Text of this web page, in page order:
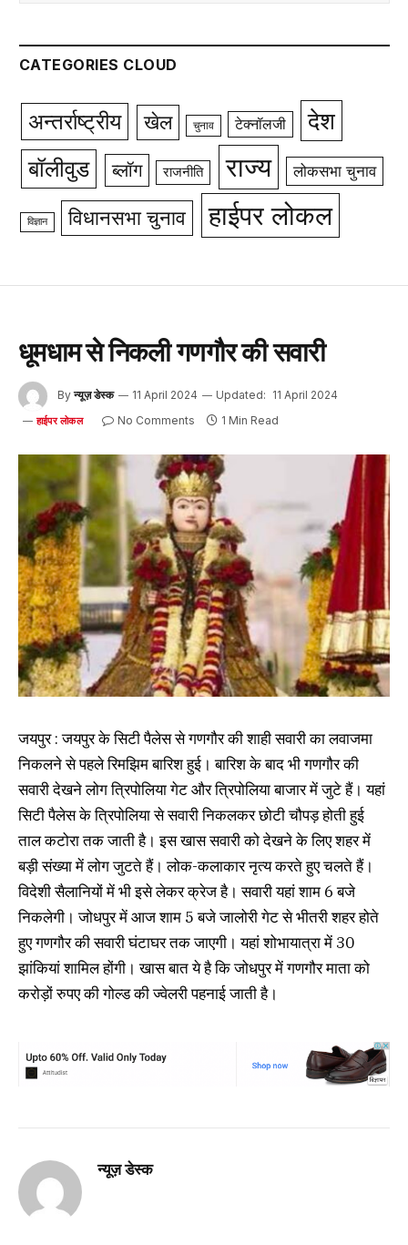
CATEGORIES CLOUD
अन्तर्राष्ट्रीय खेल चुनाव टेक्नॉलजी देश
बॉलीवुड ब्लॉग राजनीति राज्य लोकसभा चुनाव
विज्ञान विधानसभा चुनाव हाईपर लोकल
धूमधाम से निकली गणगौर की सवारी
By न्यूज़ डेस्क 11 April 2024 Updated: 11 April 2024
हाईपर लोकल No Comments 1 Min Read
जयपुर : जयपुर के सिटी पैलेस से गणगौर की शाही सवारी का लवाजमा
निकलने से पहले रिमझिम बारिश हुई। बारिश के बाद भी गणगौर की
सवारी देखने लोग त्रिपोलिया गेट और त्रिपोलिया बाजार में जुटे हैं। यहां
सिटी पैलेस के त्रिपोलिया से सवारी निकलकर छोटी चौपड़ होती हुई
ताल कटोरा तक जाती है। इस खास सवारी को देखने के लिए शहर में
बड़ी संख्या में लोग जुटते हैं। लोक-कलाकार नृत्य करते हुए चलते हैं।
विदेशी सैलानियों में भी इसे लेकर क्रेज है। सवारी यहां शाम 6 बजे
निकलेगी। जोधपुर में आज शाम 5 बजे जालोरी गेट से भीतरी शहर होते
हुए गणगौर की सवारी घंटाघर तक जाएगी। यहां शोभायात्रा में 30
झांकियां शामिल होंगी। खास बात ये है कि जोधपुर में गणगौर माता को
करोड़ों रुपए की गोल्ड की ज्वेलरी पहनाई जाती है।
न्यूज़ डेस्क